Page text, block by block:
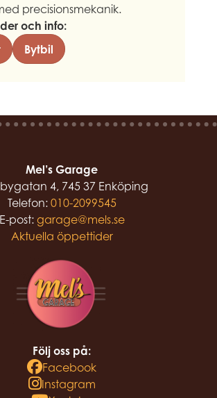
precisionsmekanik.
och info:
Bytbil
Mel’s Garage
4, 745 37 Enköping
Telefon: 010-2099545
E-post: garage@mels.se
Aktuella öppettider
Följ oss på:
Facebook
Instagram